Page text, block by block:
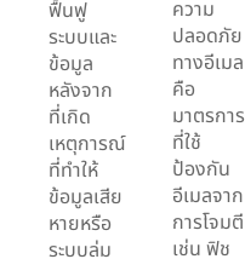
ฟื้นฟู
ระบบและ
ข้อมูล
หลังจาก
ที่เกิด
เหตุการณ์
ที่ทำให้
ข้อมูลเสีย
หายหรือ
ระบบล่ม
ความ
ปลอดภัย
ทางอีเมล
คือ
มาตรการ
ที่ใช้
ป้องกัน
อีเมลจาก
การโจมตี
เช่น ฟิช